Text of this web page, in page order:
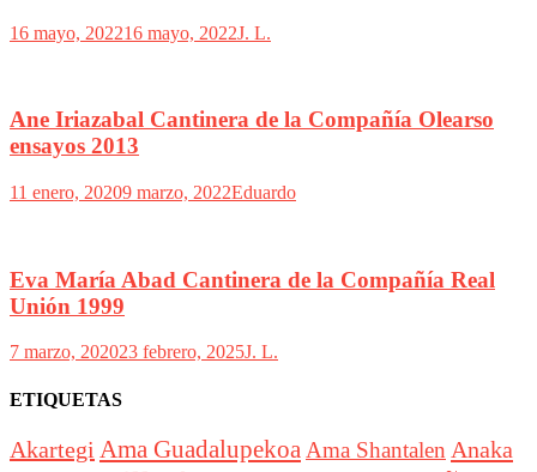
16 mayo, 202216 mayo, 2022J. L.
Ane Iriazabal Cantinera de la Compañía Olearso
ensayos 2013
11 enero, 20209 marzo, 2022Eduardo
Eva María Abad Cantinera de la Compañía Real
Unión 1999
7 marzo, 202023 febrero, 2025J. L.
ETIQUETAS
Akartegi Ama Guadalupekoa Ama Shantalen Anaka